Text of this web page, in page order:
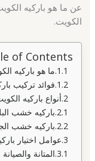
عن ما هو باركيه
الكويت.
of Contents
ما هو باركيه
فوائد تركيب
أنواع باركيه
باركيه خشب
باركيه خشب
عوامل اختيار
المتانة والصيانة